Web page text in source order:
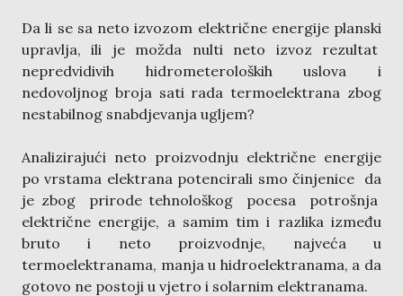
Da li se sa neto izvozom električne energije planski
upravlja, ili je možda nulti neto izvoz rezultat
nepredvidivih hidrometeroloških uslova i
nedovoljnog broja sati rada termoelektrana zbog
nestabilnog snabdjevanja ugljem?
Analizirajući neto proizvodnju električne energije
po vrstama elektrana potencirali smo činjenice da
je zbog prirode tehnološkog pocesa potrošnja
električne energije, a samim tim i razlika između
bruto i neto proizvodnje, najveća u
termoelektranama, manja u hidroelektranama, a da
gotovo ne postoji u vjetro i solarnim elektranama.